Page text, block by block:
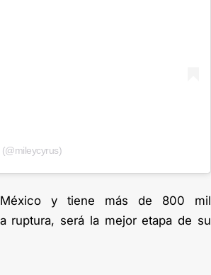
y tiene más de 800 mil
ruptura, será la mejor etapa de su